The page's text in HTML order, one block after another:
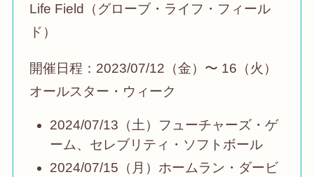
Life Field（グローブ・ライフ・フィール
ド）
開催日程：2023/07/12（金）〜 16（火）
オールスター・ウィーク
2024/07/13（土）フューチャーズ・ゲ
ーム、セレブリティ・ソフトボール
2024/07/15（月）ホームラン・ダービ